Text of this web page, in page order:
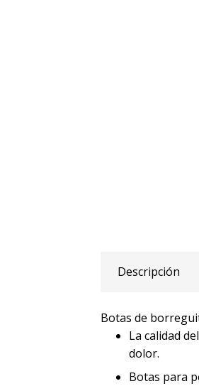
Descripción
Botas de
La calidad del
dolor.
Botas para